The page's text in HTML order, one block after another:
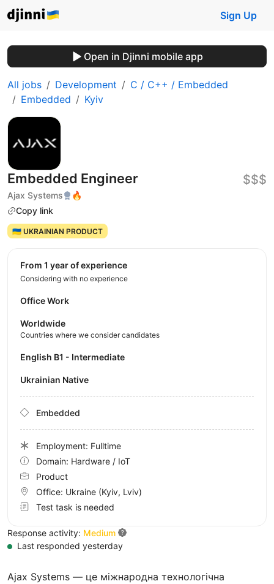
Sign Up
Open in Djinni mobile app
All jobs Development
C / C++ / Embedded
Embedded
Kyiv
Embedded Engineer
Ajax Systems
🔥
Copy link
$$$
🇺🇦 UKRAINIAN PRODUCT
Ajax Systems — це міжнародна технологічна
from 1 year of experience
Considering with no experience
Office Work
Worldwide
Countries where we consider candidates
English B1 - Intermediate
Ukrainian Native
Embedded
Employment: Fulltime
Domain: Hardware / IoT
Product
Office: Ukraine (Kyiv, Lviv)
Test task is needed
Response activity: Medium
Last responded yesterday